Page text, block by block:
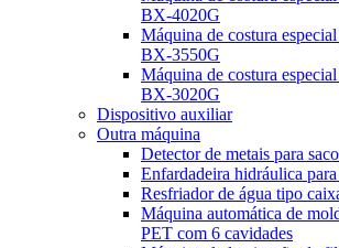
BX-4020G
Máquina de costura
BX-3550G
Máquina de costura
BX-3020G
Dispositivo auxiliar
Outra máquina
Detector de metais para
Enfardadeira hidráulica
Resfriador de água tipo
Máquina automática de
PET com 6 cavidades